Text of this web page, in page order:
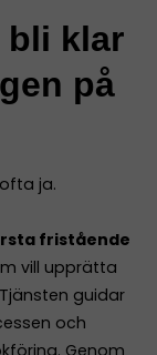
bli klar
på
ja.
fristående
vill upprätta
guidar
och
Genom